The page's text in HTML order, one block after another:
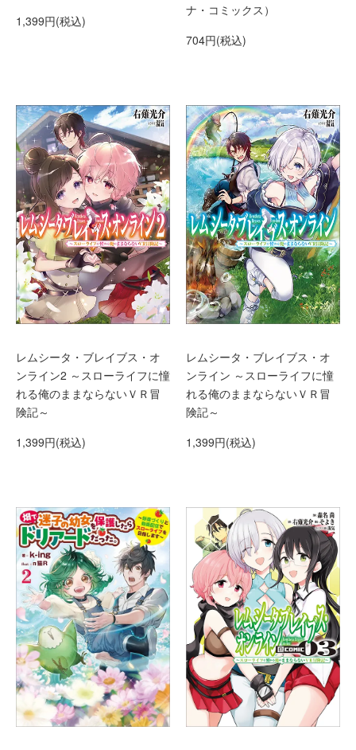
1,399円(税込)
ナ・コミックス）
704円(税込)
レムシータ・ブレイブス・オ
ンライン2 ～スローライフに憧
れる俺のままならないＶＲ冒
険記～
1,399円(税込)
レムシータ・ブレイブス・オ
ンライン ～スローライフに憧
れる俺のままならないＶＲ冒
険記～
1,399円(税込)